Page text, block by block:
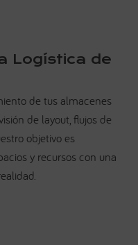
Logística de
de tus almacenes
de layout, flujos de
objetivo es
y recursos con una